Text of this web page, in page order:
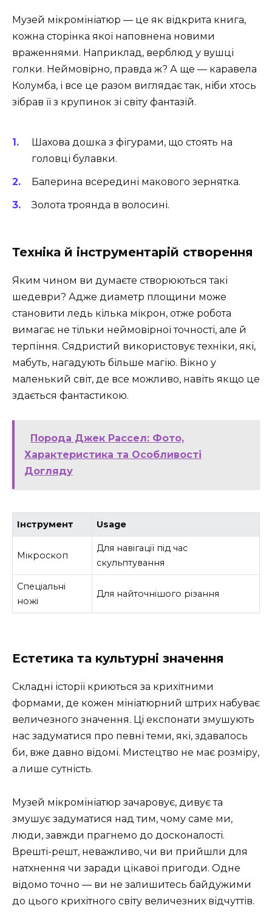
Музей мікромініатюр — це як відкрита книга,
кожна сторінка якої наповнена новими
враженнями. Наприклад, верблюд у вушці
голки. Неймовірно, правда ж? А ще — каравела
Колумба, і все це разом виглядає так, ніби хтось
зібрав її з крупинок зі світу фантазій.
Шахова дошка з фігурами, що стоять на
головці булавки.
Балерина всередині макового зернятка.
Золота троянда в волосині.
Техніка й інструментарій створення
Яким чином ви думаєте створюються такі
шедеври? Адже диаметр площини може
становити ледь кілька мікрон, отже робота
вимагає не тільки неймовірної точності, але й
терпіння. Сядристий використовує техніки, які,
мабуть, нагадують більше магію. Вікно у
маленький світ, де все можливо, навіть якщо це
здається фантастикою.
Порода Джек Рассел: Фото,
Характеристика та Особливості
Догляду
Інструмент Usage
Мікроскоп
Для навігації під час
скульптування
Спеціальні
ножі
Для найточнішого різання
Естетика та культурні значення
Складні історії криються за крихітними
формами, де кожен мініатюрний штрих набуває
величезного значення. Ці експонати змушують
нас задуматися про певні теми, які, здавалось
би, вже давно відомі. Мистецтво не має розміру,
а лише сутність.
Музей мікромініатюр зачаровує, дивує та
змушує задуматися над тим, чому саме ми,
люди, завжди прагнемо до досконалості.
Врешті-решт, неважливо, чи ви прийшли для
натхнення чи заради цікавої пригоди. Одне
відомо точно — ви не залишитесь байдужими
до цього крихітного світу величезних відчуттів.